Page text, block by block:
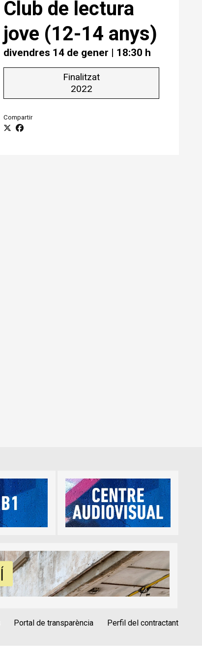
Club de lectura
jove (12-14 anys)
divendres 14 de gener | 18:30 h
Finalitzat
2022
Compartir
Portal de transparència Perfil del contractant